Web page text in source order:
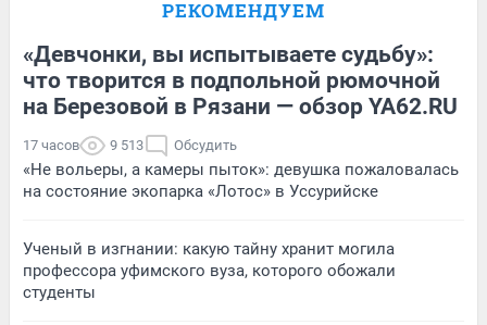
РЕКОМЕНДУЕМ
«Девчонки, вы испытываете судьбу»:
что творится в подпольной рюмочной
на Березовой в Рязани — обзор YA62.RU
17 часов 9 513 Обсудить
«Не вольеры, а камеры пыток»: девушка пожаловалась
на состояние экопарка «Лотос» в Уссурийске
Ученый в изгнании: какую тайну хранит могила
профессора уфимского вуза, которого обожали
студенты